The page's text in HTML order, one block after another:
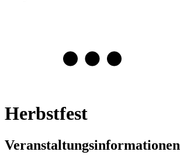
Herbstfest
Veranstaltungsinformationen